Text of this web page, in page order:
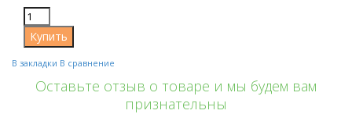
В закладки В сравнение
Оставьте отзыв о товаре и мы будем вам
признательны